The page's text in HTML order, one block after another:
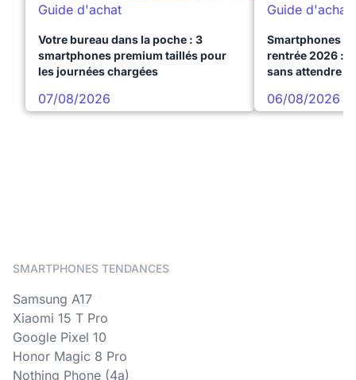
Guide d'achat
Votre bureau dans la poche : 3
smartphones premium taillés pour
les journées chargées
07/08/2026
Guide d'achat
Smartphones
rentrée 2026 :
sans attendre
06/08/2026
SMARTPHONES TENDANCES
Samsung A17
Xiaomi 15 T Pro
Google Pixel 10
Honor Magic 8 Pro
Nothing Phone (4a)